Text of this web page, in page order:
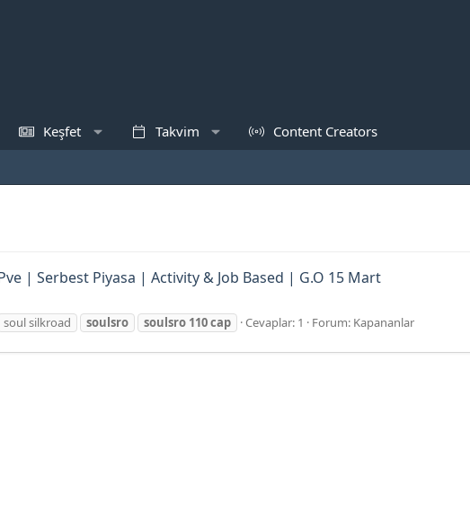
Keşfet Takvim Content Creators
| Serbest Piyasa | Activity & Job Based | G.O 15 Mart
soul silkroad soulsro soulsro 110cap Cevaplar: 1 Forum: Kapananlar